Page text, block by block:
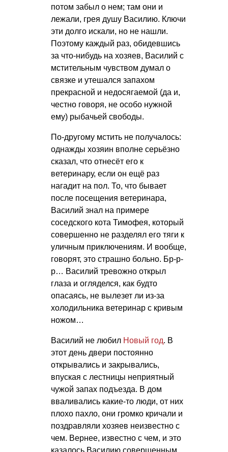
потом забыл о нем; там они и
лежали, грея душу Василию. Ключи
эти долго искали, но не нашли.
Поэтому каждый раз, обидевшись
за что-нибудь на хозяев, Василий с
мстительным чувством думал о
связке и утешался запахом
прекрасной и недосягаемой (да и,
честно говоря, не особо нужной
ему) рыбачьей свободы.
По-другому мстить не получалось:
однажды хозяин вполне серьёзно
сказал, что отнесёт его к
ветеринару, если он ещё раз
нагадит на пол. То, что бывает
после посещения ветеринара,
Василий знал на примере
соседского кота Тимофея, который
совершенно не разделял его тяги к
уличным приключениям. И вообще,
говорят, это страшно больно. Бр-р-
р… Василий тревожно открыл
глаза и огляделся, как будто
опасаясь, не вылезет ли из-за
холодильника ветеринар с кривым
ножом…
Василий не любил Новый год. В
этот день двери постоянно
открывались и закрывались,
впуская с лестницы неприятный
чужой запах подъезда. В дом
вваливались какие-то люди, от них
плохо пахло, они громко кричали и
поздравляли хозяев неизвестно с
чем. Вернее, известно с чем, и это